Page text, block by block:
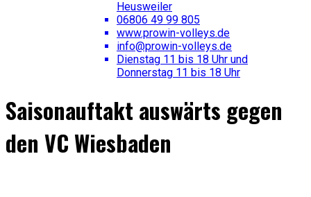
Heusweiler
06806 49 99 805
www.prowin-volleys.de
info@prowin-volleys.de
Dienstag 11 bis 18 Uhr und
Donnerstag 11 bis 18 Uhr
Saisonauftakt auswärts gegen
den VC Wiesbaden